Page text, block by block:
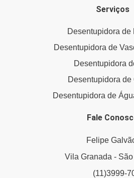
Serviços
Desentupidora de
Desentupidora de
Desentupidora
Desentupidora de
Desentupidora de
Fale
Felipe
Vila Granada -
(11)3999-